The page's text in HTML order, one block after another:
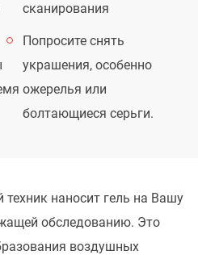
сканирования
Попросите снять
украшения, особенно
ожерелья или
болтающиеся серьги.
наносит гель на Вашу
обследованию. Это
воздушных